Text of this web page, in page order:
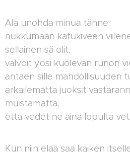
Älä unohda minua tänne
nukkumaan katukiveen
sellainen sä olit,
valvoit yösi kuolevan runon
antaen sille mahdollisuuden
arkailematta juoksit
muistamatta,
että vedet ne aina lopulta
Kun niin elää saa kaiken